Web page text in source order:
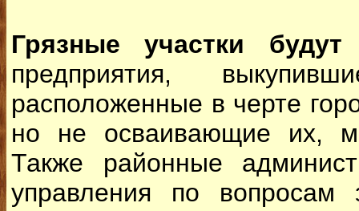
Грязные участки будут
предприятия,
расположенные в черте
но не осваивающие их,
Также районные
управления по вопросам